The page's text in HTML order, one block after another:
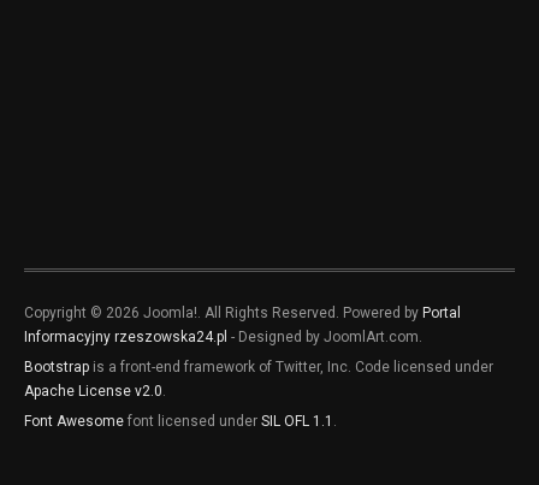
Copyright © 2026 Joomla!. All Rights Reserved. Powered by Portal
Informacyjny rzeszowska24.pl - Designed by JoomlArt.com.
Bootstrap is a front-end framework of Twitter, Inc. Code licensed under
Apache License v2.0.
Font Awesome font licensed under SIL OFL 1.1 .